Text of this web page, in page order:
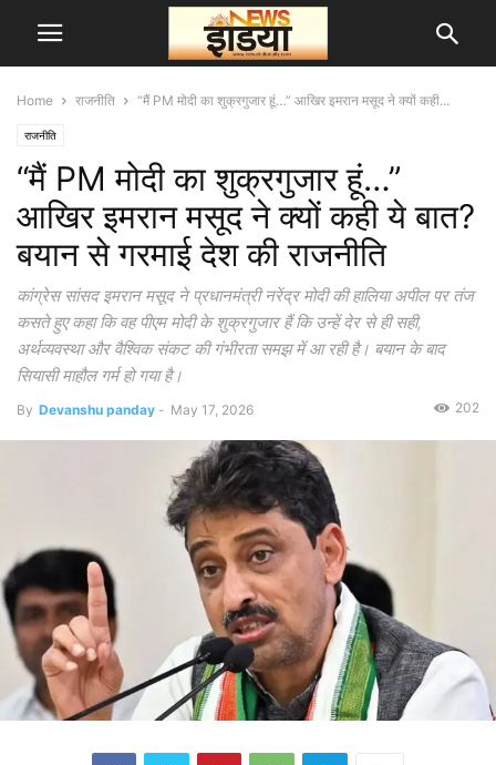
Home राजनीति “मैं PM मोदी का शुक्रगुजार हूं…” आखिर इमरान मसूद ने क्यों कही...
राजनीति
“मैं PM मोदी का शुक्रगुजार हूं…”
आखिर इमरान मसूद ने क्यों कही ये बात?
बयान से गरमाई देश की राजनीति
कांग्रेस सांसद इमरान मसूद ने प्रधानमंत्री नरेंद्र मोदी की हालिया अपील पर तंज
कसते हुए कहा कि वह पीएम मोदी के शुक्रगुजार हैं कि उन्हें देर से ही सही,
अर्थव्यवस्था और वैश्विक संकट की गंभीरता समझ में आ रही है। बयान के बाद
सियासी माहौल गर्म हो गया है।
By Devanshu panday - May 17, 2026 202